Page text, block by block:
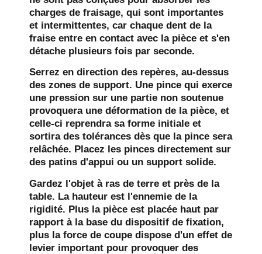
charges de fraisage, qui sont importantes
et intermittentes, car chaque dent de la
fraise entre en contact avec la pièce et s'en
détache plusieurs fois par seconde.
Serrez en direction des repères, au-dessus
des zones de support. Une pince qui exerce
une pression sur une partie non soutenue
provoquera une déformation de la pièce, et
celle-ci reprendra sa forme initiale et
sortira des tolérances dès que la pince sera
relâchée. Placez les pinces directement sur
des patins d'appui ou un support solide.
Gardez l'objet à ras de terre et près de la
table. La hauteur est l'ennemie de la
rigidité. Plus la pièce est placée haut par
rapport à la base du dispositif de fixation,
plus la force de coupe dispose d'un effet de
levier important pour provoquer des